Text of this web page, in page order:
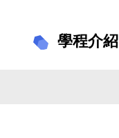
學程介紹